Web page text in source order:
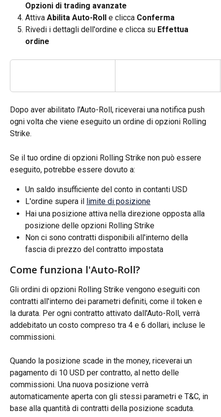
Opzioni di trading avanzate
Attiva Abilita Auto-Roll e clicca Conferma
Rivedi i dettagli dell'ordine e clicca su Effettua
ordine
Dopo aver abilitato l'Auto-Roll, riceverai una notifica push
ogni volta che viene eseguito un ordine di opzioni Rolling
Strike.
Se il tuo ordine di opzioni Rolling Strike non può essere
eseguito, potrebbe essere dovuto a:
Un saldo insufficiente del conto in contanti USD
L'ordine supera il
limite di posizione
Hai una posizione attiva nella direzione opposta alla
posizione delle opzioni Rolling Strike
Non ci sono contratti disponibili all'interno della
fascia di prezzo del contratto impostata
Come funziona l'Auto-Roll?
Gli ordini di opzioni Rolling Strike vengono eseguiti con
contratti all'interno dei parametri definiti, come il token e
la durata. Per ogni contratto attivato dall'Auto-Roll, verrà
addebitato un costo compreso tra 4 e 6 dollari, incluse le
commissioni.
Quando la posizione scade in the money, riceverai un
pagamento di 10 USD per contratto, al netto delle
commissioni. Una nuova posizione verrà
automaticamente aperta con gli stessi parametri e T&C, in
base alla quantità di contratti della posizione scaduta.